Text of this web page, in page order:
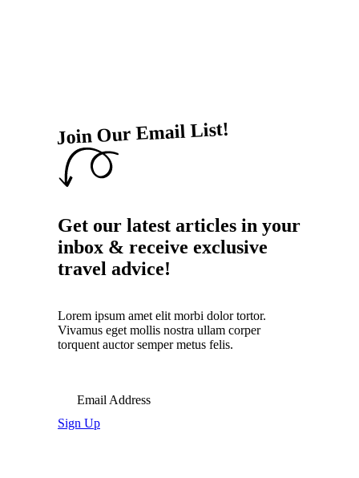
Join Our Email List!
Get our latest articles in your
inbox & receive exclusive
travel advice!
Lorem ipsum amet elit morbi dolor tortor.
Vivamus eget mollis nostra ullam corper
torquent auctor semper metus felis.
Email Address
Sign Up